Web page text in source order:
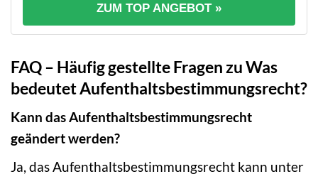
ZUM TOP ANGEBOT »
FAQ – Häufig gestellte Fragen zu Was
bedeutet Aufenthaltsbestimmungsrecht?
Kann das Aufenthaltsbestimmungsrecht
geändert werden?
Ja, das Aufenthaltsbestimmungsrecht kann unter